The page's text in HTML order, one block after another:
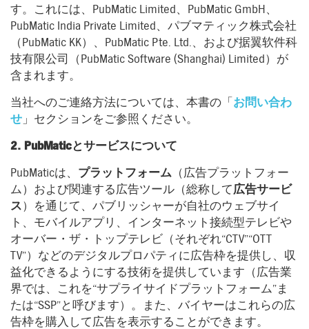
す。これには、PubMatic Limited、PubMatic GmbH、
PubMatic India Private Limited、パブマティック株式会社
（PubMatic KK）、PubMatic Pte. Ltd.、および据翼软件科
技有限公司（PubMatic Software (Shanghai) Limited）が
含まれます。
当社へのご連絡方法については、本書の「 お問い合わ
せ 」セクションをご参照ください。
2. PubMaticとサービスについて
PubMaticは、 プラットフォーム （広告プラットフォー
ム）および関連する広告ツール（総称して 広告サービ
ス）を通じて、パブリッシャーが自社のウェブサイ
ト、モバイルアプリ、インターネット接続型テレビや
オーバー・ザ・トップテレビ（それぞれ“CTV”“OTT
TV”）などのデジタルプロパティに広告枠を提供し、収
益化できるようにする技術を提供しています（広告業
界では、これを“サプライサイドプラットフォーム”ま
たは“SSP”と呼びます）。また、バイヤーはこれらの広
告枠を購入して広告を表示することができます。